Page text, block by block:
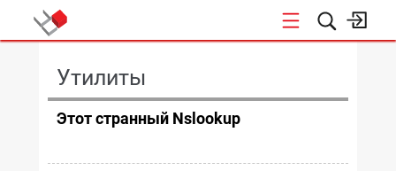
Утилиты
Этот странный Nslookup